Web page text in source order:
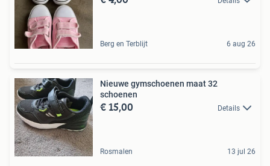
Berg en Terblijt 6 aug 26
Nieuwe gymschoenen maat 32
schoenen
€ 15,00 Details
Rosmalen 13 jul 26